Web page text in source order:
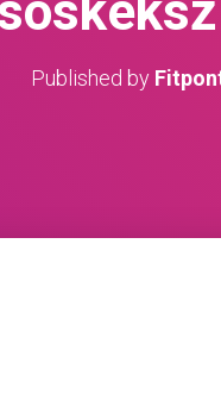
Published by